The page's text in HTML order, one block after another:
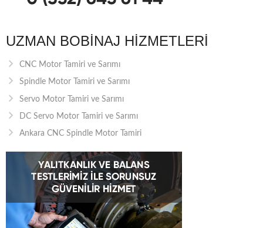
UZMAN BOBINAJ HIZMETLERI
CNC Motor Tamiri ve Sarımı
Spindle Motor Tamiri ve Sarımı
Servo Motor Tamiri ve Sarımı
DC Servo Motor Tamiri ve Sarımı
Ankara CNC Spindle Motor Tamiri